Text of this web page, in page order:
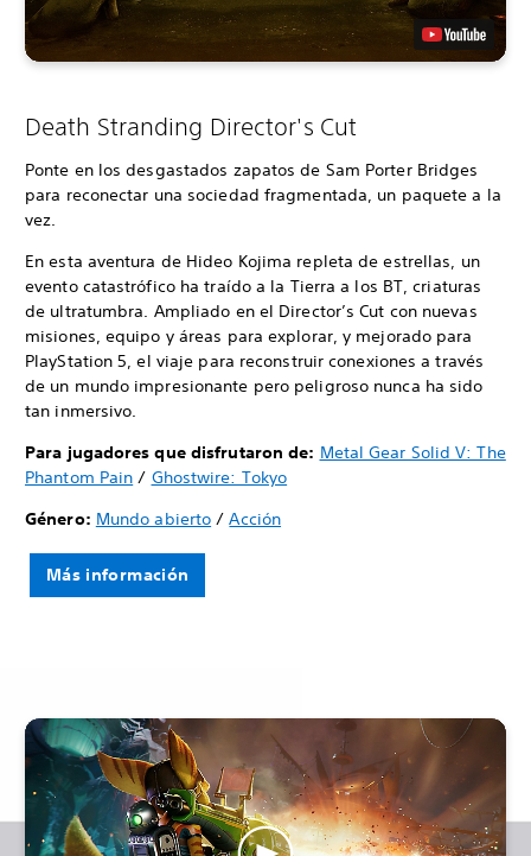
Death Stranding Director's Cut
Ponte en los desgastados zapatos de Sam Porter Bridges
para reconectar una sociedad fragmentada, un paquete a la
vez.
En esta aventura de Hideo Kojima repleta de estrellas, un
evento catastrófico ha traído a la Tierra a los BT, criaturas
de ultratumbra. Ampliado en el Director’s Cut con nuevas
misiones, equipo y áreas para explorar, y mejorado para
PlayStation 5, el viaje para reconstruir conexiones a través
de un mundo impresionante pero peligroso nunca ha sido
tan inmersivo.
Para jugadores que disfrutaron de: Metal Gear Solid V: The
Phantom Pain / Ghostwire: Tokyo
Género: Mundo abierto /Acción
Más información